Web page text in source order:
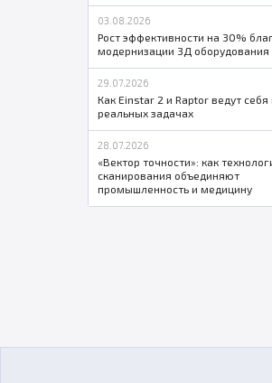
03.08.2026
Рост эффективности на 30%
модернизации 3Д оборудования
29.07.2026
Как Einstar 2 и Raptor ведут себя
реальных задачах
28.07.2026
«Вектор точности»: как
сканирования объединяют
промышленность и медицину